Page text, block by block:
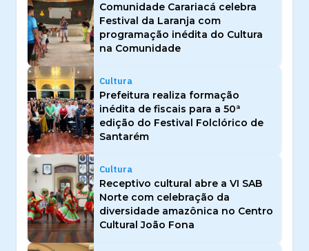
Comunidade Carariacá celebra
Festival da Laranja com
programação inédita do Cultura
na Comunidade
Cultura
Prefeitura realiza formação
inédita de fiscais para a 50ª
edição do Festival Folclórico de
Santarém
Cultura
Receptivo cultural abre a VI SAB
Norte com celebração da
diversidade amazônica no Centro
Cultural João Fona